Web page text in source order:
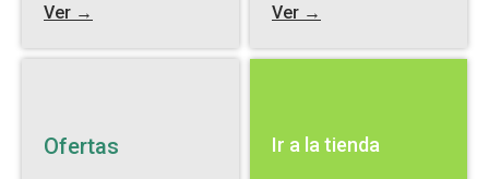
Ver → Ver →
Ofertas Ir a la tienda